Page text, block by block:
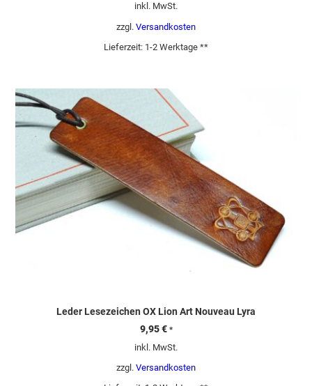
inkl. MwSt.
zzgl. Versandkosten
Lieferzeit: 1-2 Werktage **
Leder Lesezeichen OX Lion Art Nouveau Lyra
9,95€ *
inkl. MwSt.
zzgl. Versandkosten